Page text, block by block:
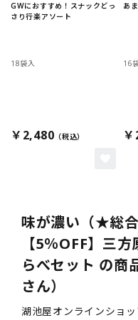
GWにおすすめ！スナックどっ
さり行楽アソート
18袋入
￥2,480
あ
16
味が濃い（★総合
【5％OFF】三
らべセット の商
さん）
湖池屋オンラインショ